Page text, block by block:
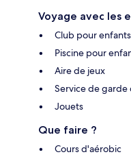
Voyage avec les
Club pour
Piscine pour
Aire de jeux
Service de garde
Jouets
Que faire ?
Cours d'aérobic